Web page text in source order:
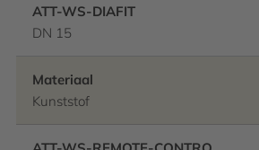
ATT-WS-DIAFIT
DN 15
Materiaal
Kunststof